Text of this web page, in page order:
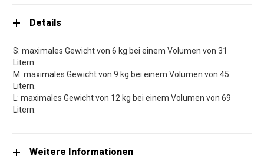
Details
S: maximales Gewicht von 6 kg bei einem Volumen von 31
Litern.
M: maximales Gewicht von 9 kg bei einem Volumen von 45
Litern.
L: maximales Gewicht von 12 kg bei einem Volumen von 69
Litern.
Weitere Informationen